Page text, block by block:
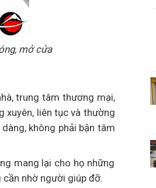
mở cửa
trung tâm thương mại,
xuyên, liên tục và thường
không phải bận tâm
mang lại cho họ những
nhờ người giúp đỡ.